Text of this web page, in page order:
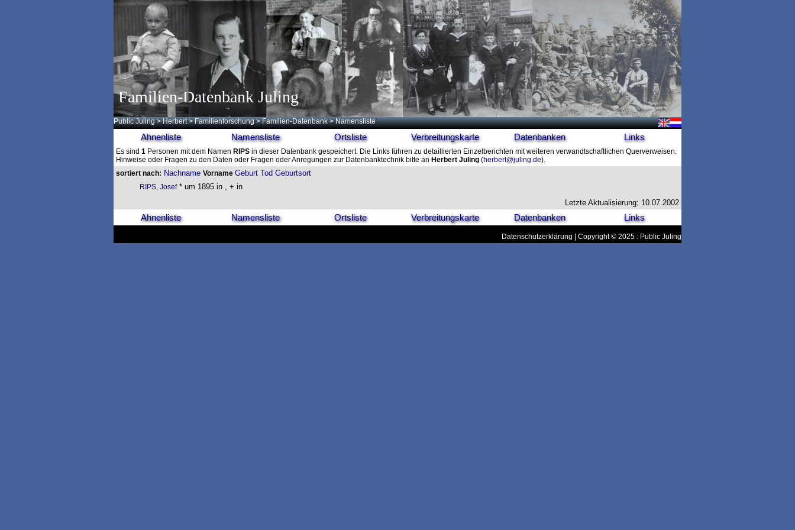
Familien-Datenbank Juling
Public Juling >Herbert >Familienforschung >Familien-Datenbank > Namensliste
Ahnenliste Namensliste Ortsliste Verbreitungskarte Datenbanken Links
Es sind 1 Personen mit dem Namen RIPS in dieser Datenbank gespeichert. Die Links führen zu detaillierten Einzelberichten mit weiteren verwandtschaftlichen Querverweisen.
Hinweise oder Fragen zu den Daten oder Fragen oder Anregungen zur Datenbanktechnik bitte an Herbert Juling (herbert@juling.de).
sortiert nach: Nachname Vorname Geburt Tod Geburtsort
RIPS, Josef* um 1895 in , + in
Letzte Aktualisierung: 10.07.2002
Ahnenliste Namensliste Ortsliste Verbreitungskarte Datenbanken Links
Datenschutzerklärung | Copyright © 2025 : Public Juling